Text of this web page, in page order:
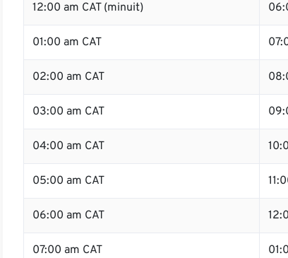
12:00 am CAT (minuit)
01:00 am CAT
02:00 am CAT
03:00 am CAT
04:00 am CAT
05:00 am CAT
06:00 am CAT
07:00 am CAT